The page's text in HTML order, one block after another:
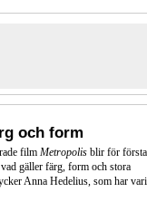
och form
film Metropolis blir för första
gäller färg, form och stora
Anna Hedelius, som har